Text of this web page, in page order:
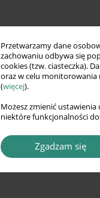
Przetwarzamy dane
zachowaniu odbywa się
cookies (tzw. ciasteczka).
oraz w celu monitorowania
(więcej).
Możesz zmienić
niektóre funkcjonalności
Zgadzam się